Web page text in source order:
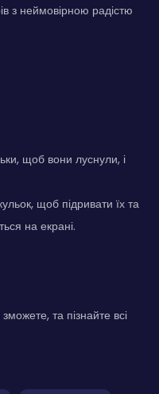
з неймовірною радістю
щоб вони луснули, і
щоб підривати їх та
на екрані.
та пізнайте всі